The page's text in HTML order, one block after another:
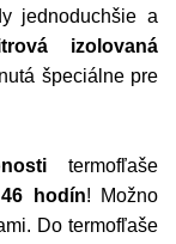
jednoduchšie a
izolovaná
špeciálne pre
termofľaše
hodín! Možno
Do termofľaše